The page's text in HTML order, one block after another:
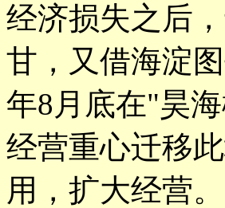
经济损失之后
甘，又借海淀
年8月底在"昊
经营重心迁移
用，扩大经营